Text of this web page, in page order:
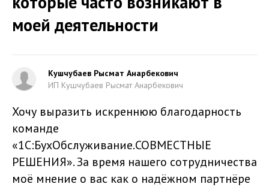
моей деятельности
Кушчубаев Рысмат Анарбекович
ИП Кушчубаев Рысмат Анарбекович
Хочу выразить искреннюю благодарность
команде
«1С:БухОбслуживание.СОВМЕСТНЫЕ
РЕШЕНИЯ». За время нашего сотрудничества
моё мнение о вас как о надёжном партнёре